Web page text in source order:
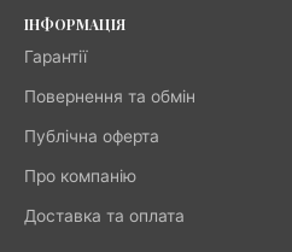
ІНФОРМАЦІЯ
Гарантії
Повернення та обмін
Публічна оферта
Про компанію
Доставка та оплата